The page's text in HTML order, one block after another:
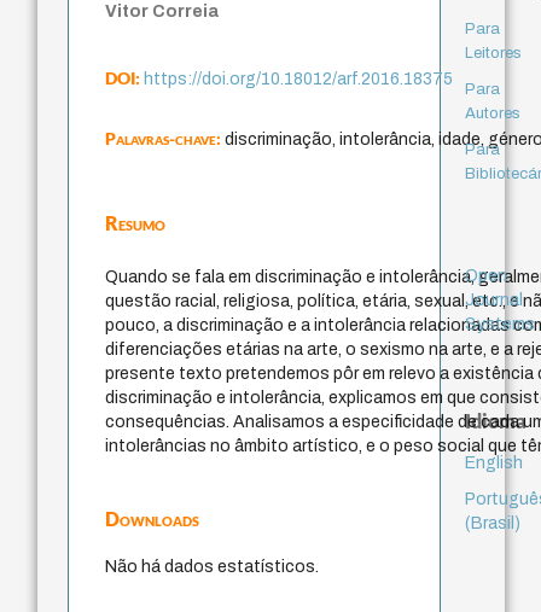
Vitor Correia
DOI:https://doi.org/10.18012/arf.2016.18375
Palavras-chave:discriminação, intolerância, idade,
Resumo
Quando se fala em discriminação e intolerância,
questão racial, religiosa, política, etária, sexual, etc., e
pouco, a discriminação e a intolerância relacionadas
diferenciações etárias na arte, o sexismo na arte, e a
presente texto pretendemos pôr em relevo a
discriminação e intolerância, explicamos em que
consequências. Analisamos a especificidade de cada
intolerâncias no âmbito artístico, e o peso social que
Downloads
Não há dados estatísticos.
Para
Leitores
Para
Autores
Para
Open
Journal
Systems
Idioma
English
(Brasil)